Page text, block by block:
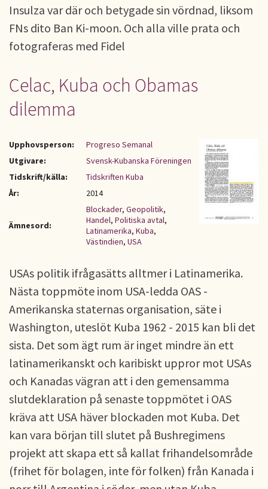
Insulza var där och betygade sin vördnad, liksom
FNs dito Ban Ki-moon. Och alla ville prata och
fotograferas med Fidel
Celac, Kuba och Obamas
dilemma
Upphovsperson:
Progreso Semanal
Utgivare:
Svensk-Kubanska Föreningen
Tidskrift/källa:
Tidskriften Kuba
År:
2014
Ämnesord:
Blockader, Geopolitik,
Handel, Politiska avtal,
Latinamerika, Kuba,
Västindien, USA
USAs politik ifrågasätts alltmer i Latinamerika.
Nästa toppmöte inom USA-ledda OAS -
Amerikanska staternas organisation, säte i
Washington, uteslöt Kuba 1962 - 2015 kan bli det
sista. Det som ägt rum är inget mindre än ett
latinamerikanskt och karibiskt uppror mot USAs
och Kanadas vägran att i den gemensamma
slutdeklaration på senaste toppmötet i OAS
kräva att USA häver blockaden mot Kuba. Det
kan vara början till slutet på Bushregimens
projekt att skapa ett så kallat frihandelsområde
(frihet för bolagen, inte för folken) från Kanada i